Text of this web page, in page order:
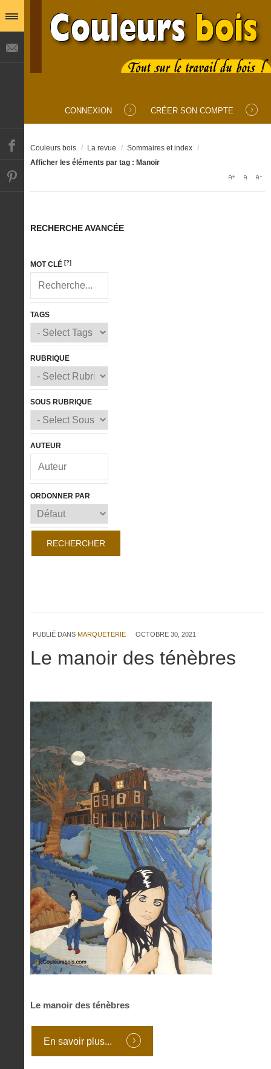
CONNEXION CRÉER SON COMPTE
Couleurs bois / La revue / Sommaires et index /
Afficher les éléments par tag : Manoir
RECHERCHE AVANCÉE
MOT CLÉ [?]
TAGS
RUBRIQUE
SOUS RUBRIQUE
AUTEUR
ORDONNER PAR
PUBLIÉ DANS MARQUETERIE OCTOBRE 30, 2021
Le manoir des ténèbres
Le manoir des ténèbres
En savoir plus...